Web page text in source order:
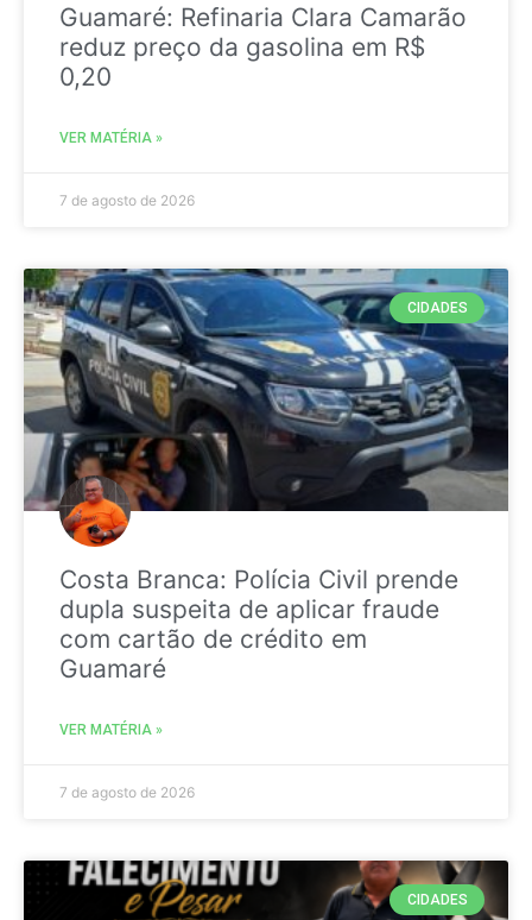
Guamaré: Refinaria Clara Camarão
reduz preço da gasolina em R$
0,20
VER MATÉRIA »
7 de agosto de 2026
CIDADES
Costa Branca: Polícia Civil prende
dupla suspeita de aplicar fraude
com cartão de crédito em
Guamaré
VER MATÉRIA »
7 de agosto de 2026
CIDADES